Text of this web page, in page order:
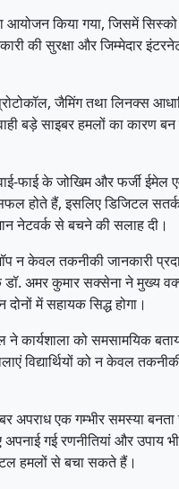
आयोजन किया गया, जिसमें
की सुरक्षा और जिम्मेदार
जैमिंग तथा लिनक्स
बड़े साइबर हमलों का कारण बन
फाई के जोखिम और फर्जी ईमेल
होते हैं, इसलिए डिजिटल
नेटवर्क से बचने की सलाह दी।
न केवल तकनीकी जानकारी
अमर कुमार सक्सेना ने मुख्य
में सहायक सिद्ध होगा।
को समसामयिक
विद्यार्थियों को न केवल
एक गम्भीर समस्या
गई रणनीतियां और उपाय
हमलों से बचा सकते हैं।